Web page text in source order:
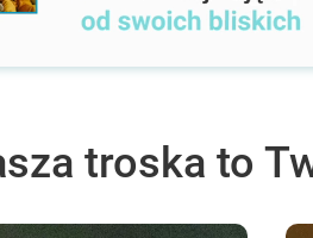
troska to